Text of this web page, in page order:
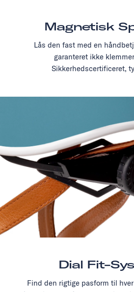
Magnetisk
Lås den fast med en
garanteret ikke
Sikkerhedscertificeret,
Dial Fit-
Find den rigtige pasform til